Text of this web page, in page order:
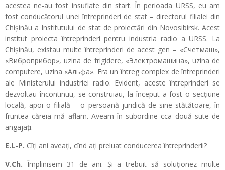
acestea ne-au fost insuflate din start. În perioada URSS, eu am
fost conducătorul unei întreprinderi de stat – directorul filialei din
Chișinău a Institutului de stat de proiectări din Novosibirsk. Acest
institut proiecta întreprinderi pentru industria radio a URSS. La
Chișinău, existau multe întreprinderi de acest gen – «Счетмаш»,
«Виброприбор», uzina de frigidere, «Электромашина», uzina de
computere, uzina «Альфа». Era un întreg complex de întreprinderi
ale Ministerului industriei radio. Evident, aceste întreprinderi se
dezvoltau încontinuu, se construiau, la început a fost o secțiune
locală, apoi o filială – o persoană juridică de sine stătătoare, în
fruntea căreia mă aflam. Aveam în subordine cca două sute de
angajați.
E.L-P. Cîți ani aveați, cînd ați preluat conducerea întreprinderii?
V.Ch. Împlinisem 31 de ani. Și a trebuit să soluționez multe